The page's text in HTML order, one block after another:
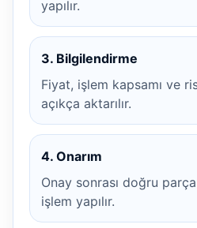
yapılır.
3. Bilgilendirme
Fiyat, işlem kapsamı ve
açıkça aktarılır.
4. Onarım
Onay sonrası doğru
işlem yapılır.